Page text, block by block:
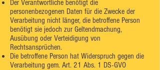
Der Verantwortliche benötigt die
personenbezogenen Daten für die Zwecke der
Verarbeitung nicht länger, die betroffene Person
benötigt sie jedoch zur Geltendmachung,
Ausübung oder Verteidigung von
Rechtsansprüchen.
Die betroffene Person hat Widerspruch gegen die
Verarbeitung gem. Art. 21 Abs. 1 DS-GVO